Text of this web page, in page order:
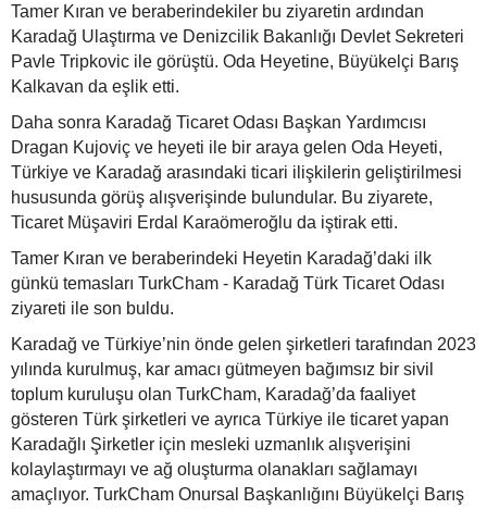
Tamer Kıran ve beraberindekiler bu ziyaretin ardından
Karadağ Ulaştırma ve Denizcilik Bakanlığı Devlet Sekreteri
Pavle Tripkovic ile görüştü. Oda Heyetine, Büyükelçi Barış
Kalkavan da eşlik etti.
Daha sonra Karadağ Ticaret Odası Başkan Yardımcısı
Dragan Kujoviç ve heyeti ile bir araya gelen Oda Heyeti,
Türkiye ve Karadağ arasındaki ticari ilişkilerin geliştirilmesi
hususunda görüş alışverişinde bulundular. Bu ziyarete,
Ticaret Müşaviri Erdal Karaömeroğlu da iştirak etti.
Tamer Kıran ve beraberindeki Heyetin Karadağ’daki ilk
günkü temasları TurkCham - Karadağ Türk Ticaret Odası
ziyareti ile son buldu.
Karadağ ve Türkiye’nin önde gelen şirketleri tarafından 2023
yılında kurulmuş, kar amacı gütmeyen bağımsız bir sivil
toplum kuruluşu olan TurkCham, Karadağ’da faaliyet
gösteren Türk şirketleri ve ayrıca Türkiye ile ticaret yapan
Karadağlı Şirketler için mesleki uzmanlık alışverişini
kolaylaştırmayı ve ağ oluşturma olanakları sağlamayı
amaçlıyor. TurkCham Onursal Başkanlığını Büyükelçi Barış